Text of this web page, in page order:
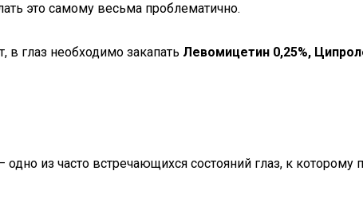
это самому весьма проблематично.
в глаз необходимо закапать Левомицетин 0,25%,
одно из часто встречающихся состояний глаз, к